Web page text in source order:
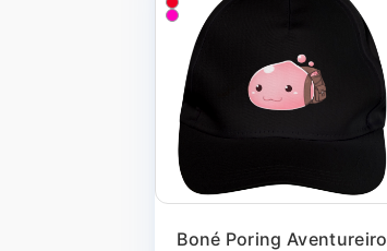
Boné Poring Aventureiro